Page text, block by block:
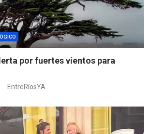
por fuertes vientos para
EntreRíosYA